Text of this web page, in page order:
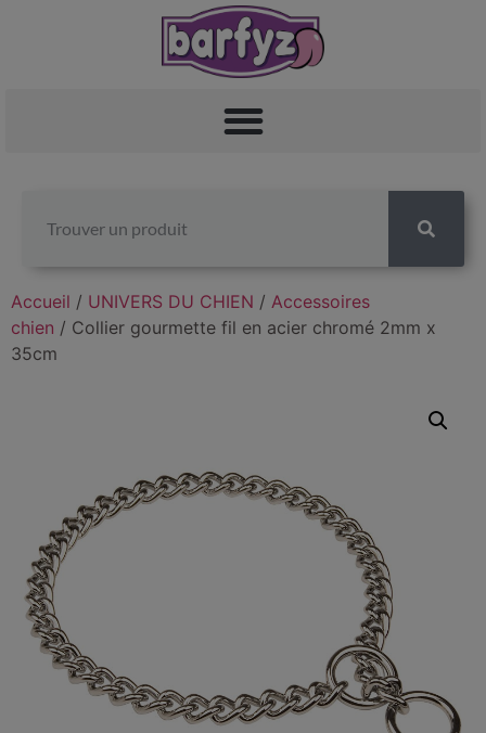
Accueil / UNIVERS DU CHIEN / Accessoires
chien / Collier gourmette fil en acier chromé 2mm x
35cm